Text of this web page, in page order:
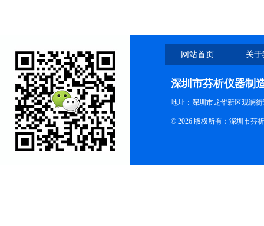
网站首页 关
深圳市芬析仪器制
地址：深圳市龙华新区观澜
© 2026 版权所有：深圳市芬